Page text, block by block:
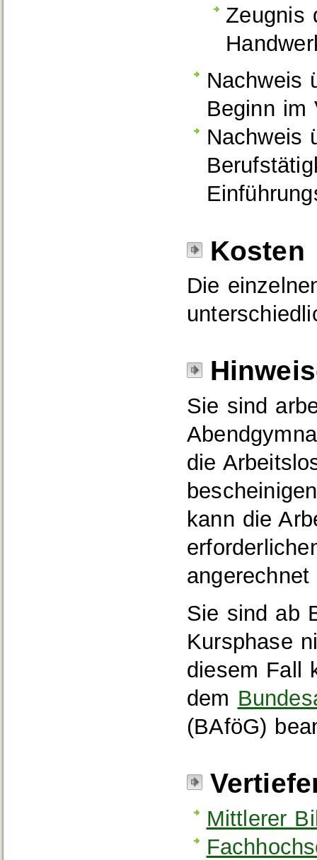
Zeugnis
Nachweis
Beginn im
Nachweis
Kosten
Die
Sie sind
die
kann die
angerechnet
Sie sind ab
Kursphase
diesem Fall
dem
(BAföG)
Mittlerer